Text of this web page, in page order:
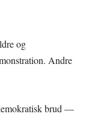
og
Andre
brud —